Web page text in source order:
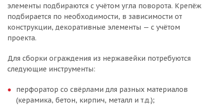
элементы подбираются с учётом угла поворота. Крепёж
подбирается по необходимости, в зависимости от
конструкции, декоративные элементы — с учётом
проекта.
Для сборки ограждения из нержавейки потребуются
следующие инструменты:
перфоратор со свёрлами для разных материалов
(керамика, бетон, кирпич, металл и т.д.);